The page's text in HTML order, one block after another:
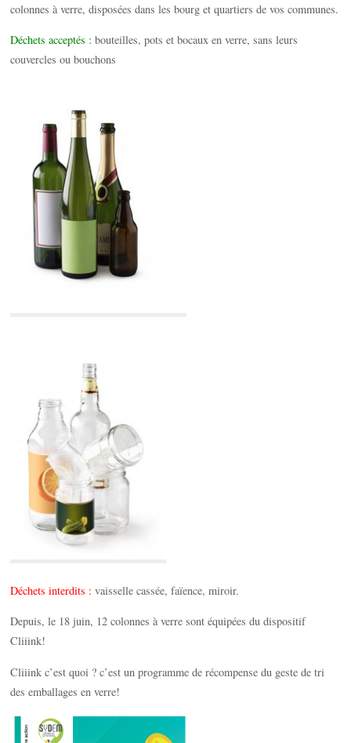
colonnes à verre, disposées dans les bourg et quartiers de vos communes.
Déchets acceptés : bouteilles, pots et bocaux en verre, sans leurs
couvercles ou bouchons
Déchets interdits : vaisselle cassée, faïence, miroir.
Depuis, le 18 juin, 12 colonnes à verre sont équipées du dispositif
Cliiink!
Cliiink c’est quoi ? c’est un programme de récompense du geste de tri
des emballages en verre!